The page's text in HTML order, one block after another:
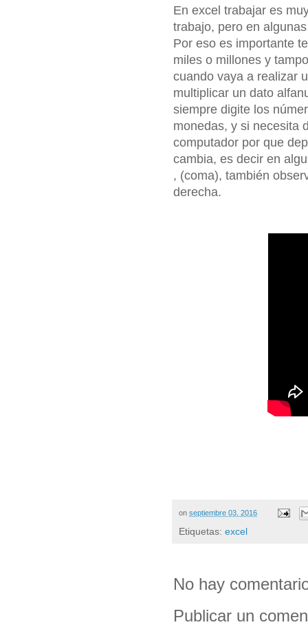
En excel trabajar es
trabajo, pero en
Por eso es importante
miles o millones y
cuando vaya a realizar
multiplicar un dato
siempre digite los
monedas, y si necesita
computador por que
cambia, es decir en
, (coma), también
derecha.
on septiembre 03, 2016
Etiquetas: excel
No hay
Publicar un